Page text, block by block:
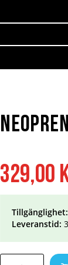
Specialpris
329,00
Tillgänglighet:
Leveranstid: